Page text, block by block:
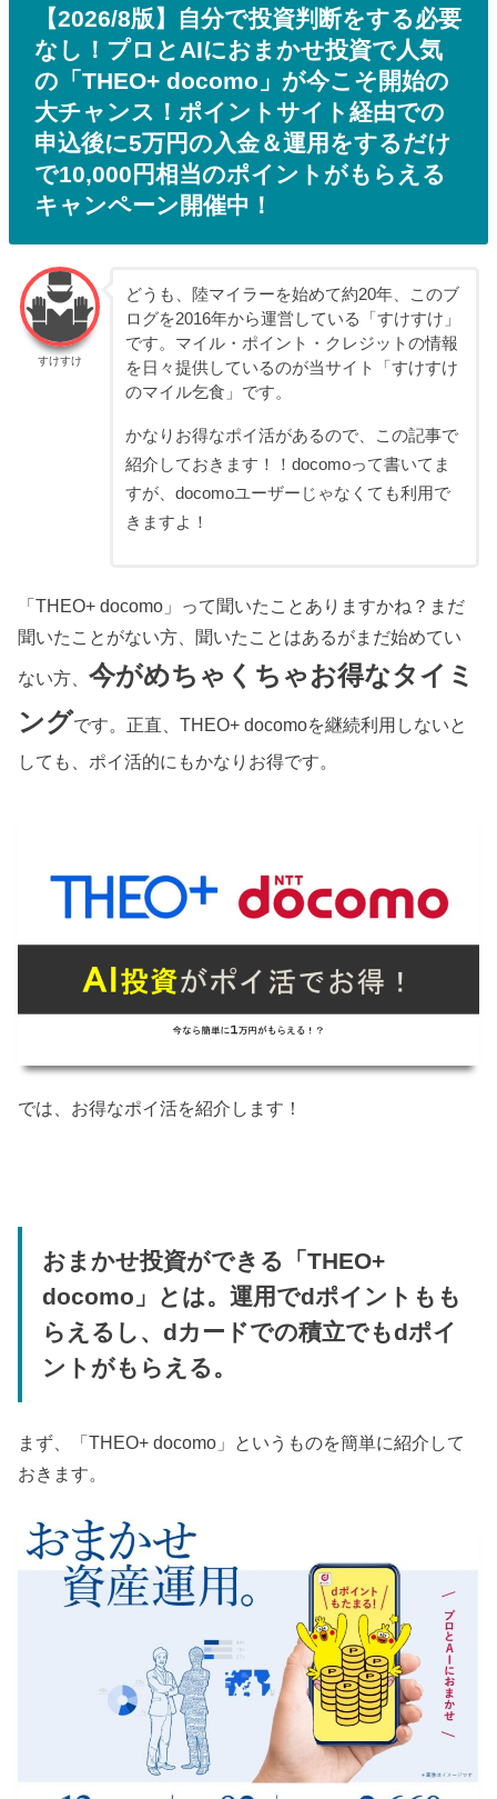
【2026/8版】自分で投資判断をする必要
なし！プロとAIにおまかせ投資で人気
の「THEO+ docomo」が今こそ開始の
大チャンス！ポイントサイト経由での
申込後に5万円の入金＆運用をするだけ
で10,000円相当のポイントがもらえる
キャンペーン開催中！
すけすけ
どうも、陸マイラーを始めて約20年、このブ
ログを2016年から運営している「すけすけ」
です。マイル・ポイント・クレジットの情報
を日々提供しているのが当サイト「すけすけ
のマイル乞食」です。
かなりお得なポイ活があるので、この記事で
紹介しておきます！！docomoって書いてま
すが、docomoユーザーじゃなくても利用で
きますよ！
「THEO+ docomo」って聞いたことありますかね？まだ
聞いたことがない方、聞いたことはあるがまだ始めてい
ない方、今がめちゃくちゃお得なタイミ
ングです。正直、THEO+ docomoを継続利用しないと
しても、ポイ活的にもかなりお得です。
では、お得なポイ活を紹介します！
おまかせ投資ができる「THEO+
docomo」とは。運用でdポイントもも
らえるし、dカードでの積立でもdポイ
ントがもらえる。
まず、「THEO+ docomo」というものを簡単に紹介して
おきます。